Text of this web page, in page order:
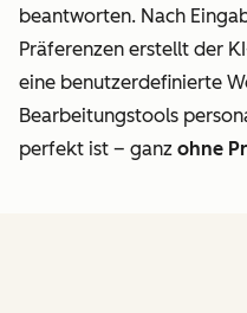
beantworten. Nach
Präferenzen erstellt der
eine benutzerdefinierte
Bearbeitungstools
perfekt ist – ganz ohne